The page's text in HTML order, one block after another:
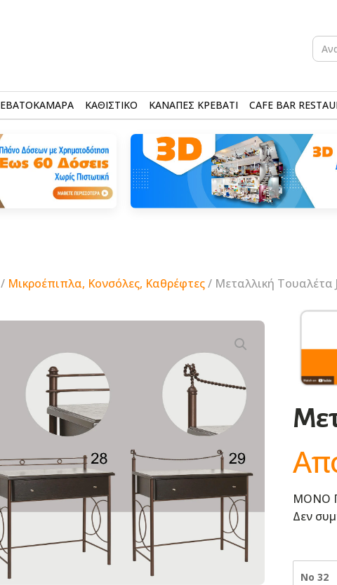
for:
ΚΑΘΙΣΤΙΚΟ ΚΑΝΑΠΕΣ ΚΡΕΒΑΤΙ CAFE BAR
/ Μικροέπιπλα, Κονσόλες, Καθρέφτες/ Μεταλλική Τουαλέτα
ΜΟΝΟ
Δεν
Νο 32